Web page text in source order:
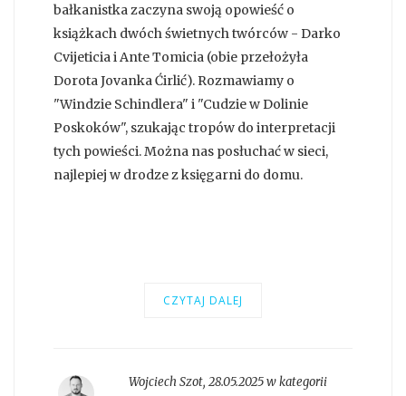
bałkanistka zaczyna swoją opowieść o
książkach dwóch świetnych twórców - Darko
Cvijeticia i Ante Tomicia (obie przełożyła
Dorota Jovanka Ćirlić). Rozmawiamy o
"Windzie Schindlera" i "Cudzie w Dolinie
Poskoków", szukając tropów do interpretacji
tych powieści. Można nas posłuchać w sieci,
najlepiej w drodze z księgarni do domu.
CZYTAJ DALEJ
Wojciech Szot, 28.05.2025 w kategorii